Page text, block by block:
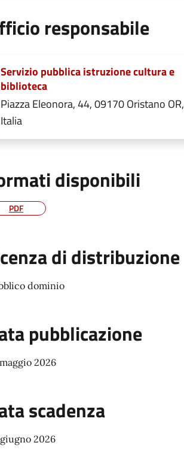
responsabile
Servizio pubblica istruzione cultura e
biblioteca
Piazza Eleonora, 44, 09170 Oristano OR,
Italia
disponibili
PDF
di distribuzione
dominio
pubblicazione
2026
scadenza
2026